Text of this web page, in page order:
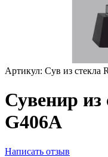
Артикул: Сув из стекла
Сувенир из
G406A
Написать отзыв